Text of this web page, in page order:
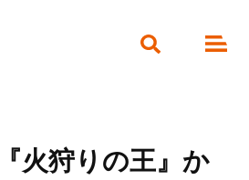
火狩りの王』か